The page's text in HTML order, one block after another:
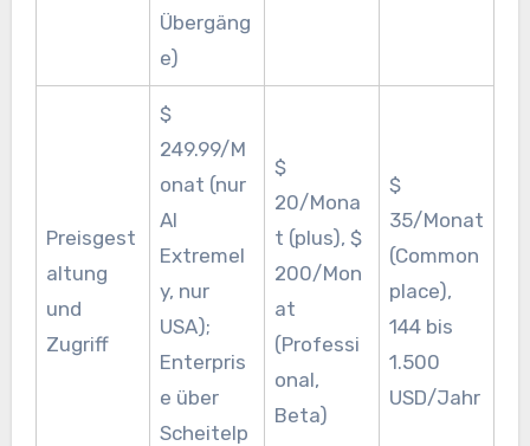
Übergäng
e)
Preisgest
altung
und
Zugriff
$
249.99/M
onat (nur
AI
Extremel
y, nur
USA);
Enterpris
e über
Scheitelp
$
20/Mona
t (plus), $
200/Mon
at
(Professi
onal,
Beta)
$
35/Monat
(Common
place),
144 bis
1.500
USD/Jahr